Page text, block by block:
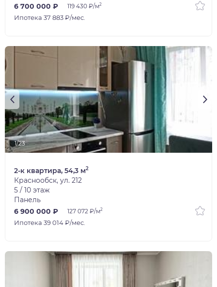
6 700 000 ₽
119 430 ₽/м2
Ипотека 37 883 ₽/мес.
1/23
2-к квартира, 54,3 м2
Краснообск, ул. 212
5 / 10 этаж
Панель
6 900 000 ₽
127 072 ₽/м2
Ипотека 39 014 ₽/мес.